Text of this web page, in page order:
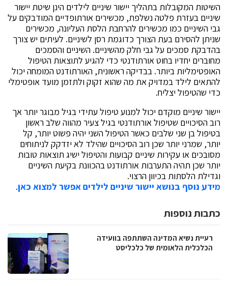
השיטות המקובלות בתהליך יישור שיניים לילדים הינן שיטת יישור
שיניים בעזרת פלטה נשלפת, מכשירים אורתופדיים המודבקים על
גבי השיניים כמו מכשירים להרחבת הלסת העליונה, מכשירים
שניתן להסירם בעת הצורך כדוגמת רסן לשיניים. לעיתים יש צורך
בהדבקת סמכים על גבי חלק מהשיניים. השיניים והסמכים
מחוברים יחדיו בחוט אורתודנטי כדי להגיע לתוצאות הטיפול
האופטימליות ביותר. בבדיקה ראשונית, האורתודנט המומחה יכול
להתאים לילד במדויק את מה שהוא זקוק ולתזמן מועד אופטימלי
כדי שהטיפול יצליח.
יישור שיניים מוקדם יכול למנוע טיפול עתידי בגיל מבוגר יותר אך
רוב הסיכויים שטיפול אורתודנטי בגיל צעיר מהווה שלב ראשון
בטיפול בן שני שלבים כאשר הטיפול השני יהיה פשוט יותר, קל
יותר, שמרני יותר שכן רוב הסיכויים שהילד לא יזדקק לניתוחים
מסובכים או עקירות שיניים קבועות והטיפול ישיג תוצאות טובות
יותר שכן תהיה התערבות אורתודנט בהכוונת בקיעת השיניים
וגדילת הלסתות בכיוון הרצוי.
מידע נוסף בנושא יישור שיניים לילדים אפשר למצוא כאן.
כתבות נוספות
רעיית נשיא המדינה השתתפה בוועידה
הכלכלית הלאומית של כלכליסט